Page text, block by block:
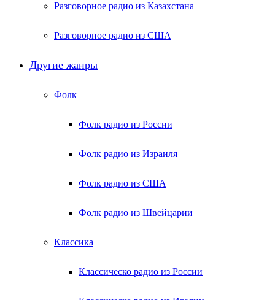
Разговорное радио из Казахстана
Разговорное радио из США
Другие жанры
Фолк
Фолк радио из России
Фолк радио из Израиля
Фолк радио из США
Фолк радио из Швейцарии
Классика
Классическо радио из России